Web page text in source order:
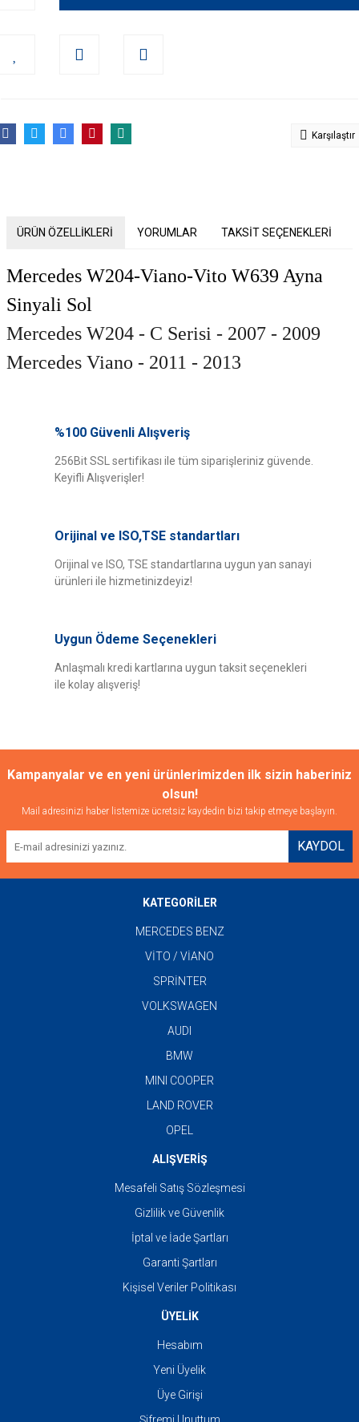
Karşılaştır
ÜRÜN ÖZELLİKLERİ YORUMLAR TAKSİT SEÇENEKLERİ
Mercedes W204-Viano-Vito W639 Ayna
Sinyali Sol
Mercedes W204 - C Serisi - 2007 - 2009
Mercedes Viano - 2011 - 2013
Bu ürüne ilk yorumu siz yapın!
yetersiz gördüğünüz noktaları öneri formunu kullanarak tarafımıza
iletebilirsiniz.
Görüş ve önerileriniz için teşekkür ederiz.
Ürün bilgilerinde hatalar bulunuyor.
Ürün fiyatı diğer sitelerden daha pahalı.
Bu ürüne benzer farklı alternatifler olmalı.
%100 Güvenli Alışveriş
256Bit SSL sertifikası ile tüm siparişleriniz güvende.
Keyifli Alışverişler!
Orijinal ve ISO,TSE standartları
Orijinal ve ISO, TSE standartlarına uygun yan sanayi
ürünleri ile hizmetinizdeyiz!
Uygun Ödeme Seçenekleri
Anlaşmalı kredi kartlarına uygun taksit seçenekleri
ile kolay alışveriş!
Kampanyalar ve en yeni ürünlerimizden ilk sizin haberiniz
olsun!
Mail adresinizi haber listemize ücretsiz kaydedin bizi takip etmeye başlayın.
KAYDOL
KATEGORİLER
MERCEDES BENZ
VİTO / VİANO
SPRİNTER
VOLKSWAGEN
AUDI
BMW
MINI COOPER
LAND ROVER
OPEL
ALIŞVERİŞ
Mesafeli Satış Sözleşmesi
Gizlilik ve Güvenlik
İptal ve İade Şartları
Garanti Şartları
Kişisel Veriler Politikası
ÜYELİK
Hesabım
Yeni Üyelik
Üye Girişi